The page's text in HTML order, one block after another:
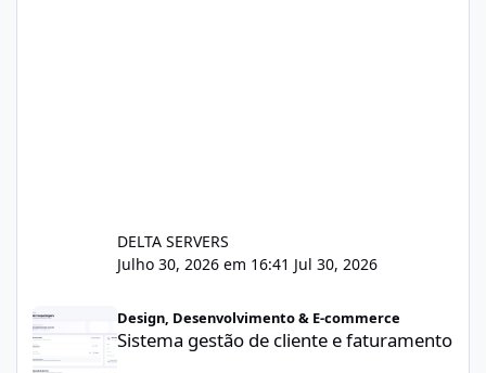
DELTA SERVERS
Julho 30, 2026 em 16:41 Jul 30, 2026
Design, Desenvolvimento & E-commerce
Sistema gestão de cliente e faturamento